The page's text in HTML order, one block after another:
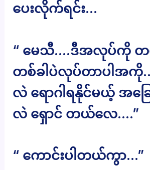
ပေးလိုက်ရင်း…
“ မေသီ….ဒီအလုပ်ကို
တစ်ခါပဲလုပ်တာပါအကို…
လဲ ရောဂါရနိုင်မယ့် အခြ
လဲ ရှောင် တယ်လေ….”
“ ကောင်းပါတယ်ကွာ…”